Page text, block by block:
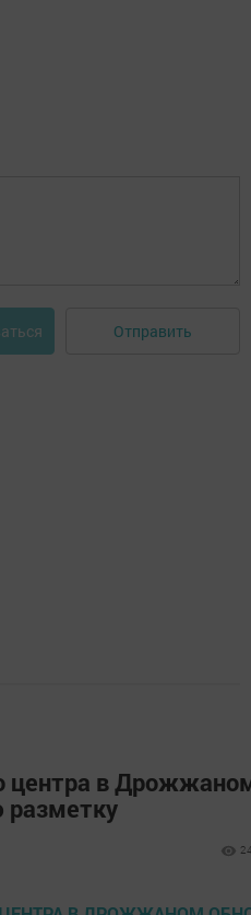
Отправить
центра в